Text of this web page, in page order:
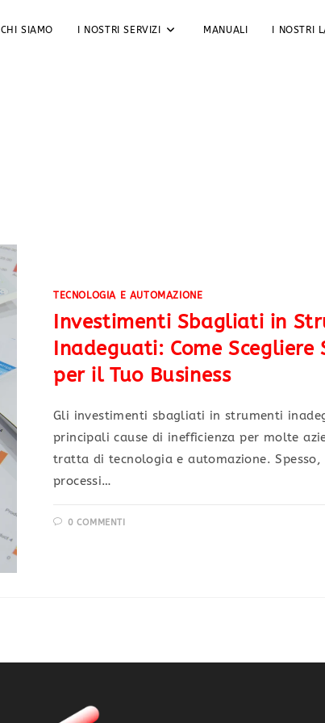
CHI SIAMO I NOSTRI SERVIZI MANUALI I NOSTRI
TECNOLOGIA E AUTOMAZIONE
Investimenti Sbagliati in
Inadeguati: Come Scegliere
per il Tuo Business
Gli investimenti sbagliati in strumenti
principali cause di inefficienza per molte
tratta di tecnologia e automazione.
processi…
0 COMMENTI